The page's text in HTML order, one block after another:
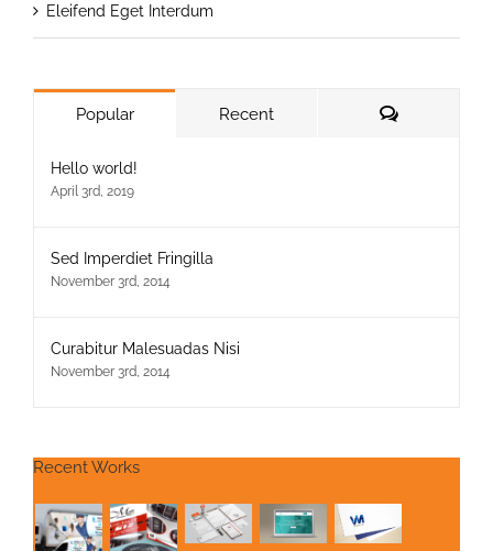
Eleifend Eget Interdum
Popular Recent Comments
Hello world!
April 3rd, 2019
Sed Imperdiet Fringilla
November 3rd, 2014
Curabitur Malesuadas Nisi
November 3rd, 2014
Recent Works